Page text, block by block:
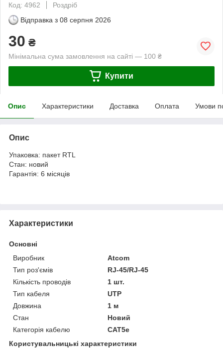
Код: 4962
Роздріб
Відправка з 08 серпня 2026
30 ₴
Мінімальна сума замовлення на сайті — 100 ₴
Купити
Опис Характеристики Доставка Оплата Умови
Опис
Упаковка: пакет RTL
Стан: новий
Гарантія: 6 місяців
Характеристики
Основні
Виробник
Atcom
Тип роз'ємів
RJ-45/RJ-45
Кількість проводів
1 шт.
Тип кабеля
UTP
Довжина
1 м
Стан
Новий
Категорія кабелю
CAT5e
Користувальницькі характеристики